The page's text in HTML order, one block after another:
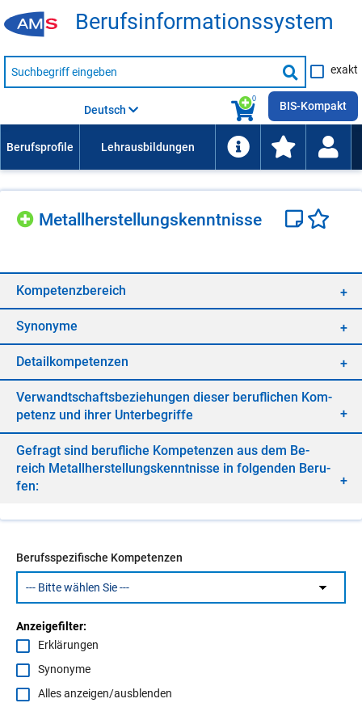
Be­rufs­in­for­ma­ti­ons­sys­tem
Suche
nach
Suche
starten
exakt
0
Deutsch BIS-Kompakt
Me­tall­her­stel­lungs­kennt­nis­se
Kom­pe­tenz­be­reich
Syn­ony­me
De­tail­kom­pe­ten­zen
Ver­wandt­schafts­be­zie­hun­gen die­ser be­ruf­li­chen Kom­
pe­tenz und ih­rer Un­ter­be­grif­fe
Ge­fragt sind be­ruf­li­che Kom­pe­ten­zen aus dem Be­
reich Me­tall­her­stel­lungs­kennt­nis­se in fol­gen­den Be­ru­
fen:
Berufsspezifische Kompetenzen
Anzeigefilter:
Erklärungen
Synonyme
Alles anzeigen/ausblenden